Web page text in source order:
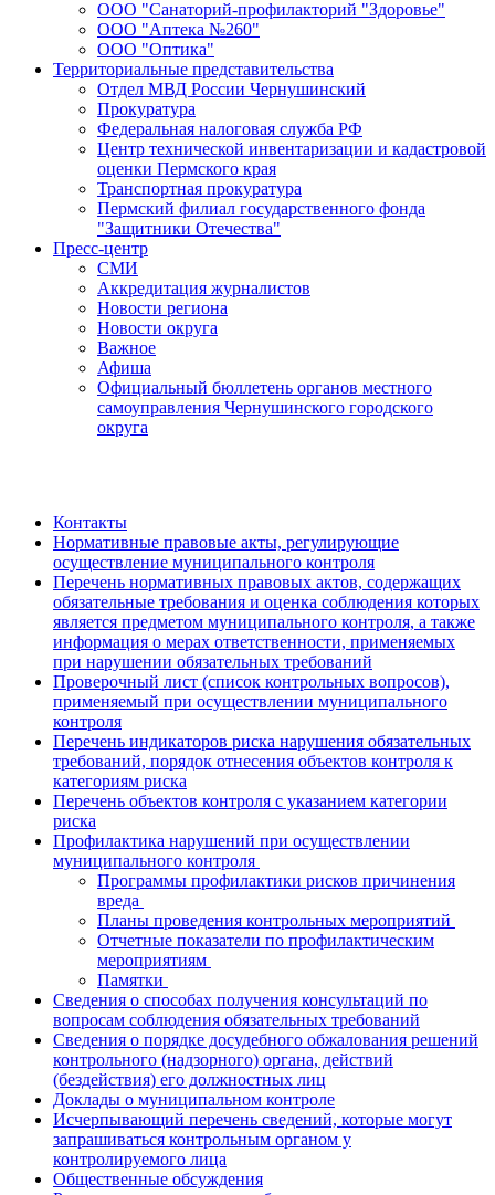
ООО "Санаторий-профилакторий "Здоровье"
ООО "Аптека №260"
ООО "Оптика"
Территориальные представительства
Отдел МВД России Чернушинский
Прокуратура
Федеральная налоговая служба РФ
Центр технической инвентаризации и кадастровой
оценки Пермского края
Транспортная прокуратура
Пермский филиал государственного фонда
"Защитники Отечества"
Пресс-центр
СМИ
Аккредитация журналистов
Новости региона
Новости округа
Важное
Афиша
Официальный бюллетень органов местного
самоуправления Чернушинского городского
округа
Контакты
Нормативные правовые акты, регулирующие
осуществление муниципального контроля
Перечень нормативных правовых актов, содержащих
обязательные требования и оценка соблюдения которых
является предметом муниципального контроля, а также
информация о мерах ответственности, применяемых
при нарушении обязательных требований
Проверочный лист (список контрольных вопросов),
применяемый при осуществлении муниципального
контроля
Перечень индикаторов риска нарушения обязательных
требований, порядок отнесения объектов контроля к
категориям риска
Перечень объектов контроля с указанием категории
риска
Профилактика нарушений при осуществлении
муниципального контроля
Программы профилактики рисков причинения
вреда
Планы проведения контрольных мероприятий
Отчетные показатели по профилактическим
мероприятиям
Памятки
Сведения о способах получения консультаций по
вопросам соблюдения обязательных требований
Сведения о порядке досудебного обжалования решений
контрольного (надзорного) органа, действий
(бездействия) его должностных лиц
Доклады о муниципальном контроле
Исчерпывающий перечень сведений, которые могут
запрашиваться контрольным органом у
контролируемого лица
Общественные обсуждения